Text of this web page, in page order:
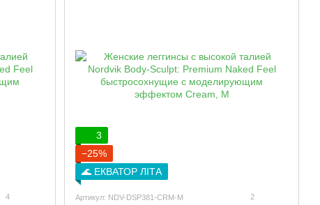
4
3
−25%
🌊 ЕКВАТОР ЛІТА
Артикул: NDV-DSP381-CRM-M 2